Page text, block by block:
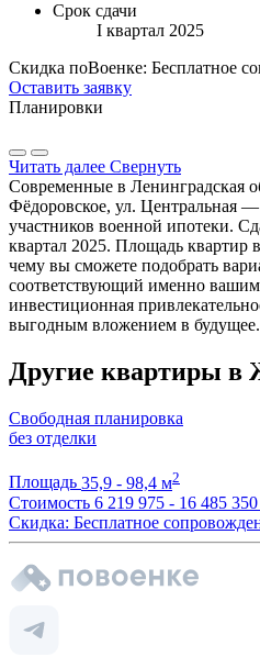
Срок сдачи
I квартал 2025
Скидка поВоенке: Бесплатное
Оставить заявку
Планировки
Читать далее Свернуть
Современные в Ленинградская
Фёдоровское, ул. Центральная
участников военной ипотеки.
квартал 2025. Площадь квартир
чему вы сможете подобрать
соответствующий именно
инвестиционная
выгодным вложением в будущее.
Другие квартиры в
Свободная планировка
без отделки
Площадь 35,9 - 98,4 м2
Стоимость 6 219 975 - 16 485 350
Скидка: Бесплатное